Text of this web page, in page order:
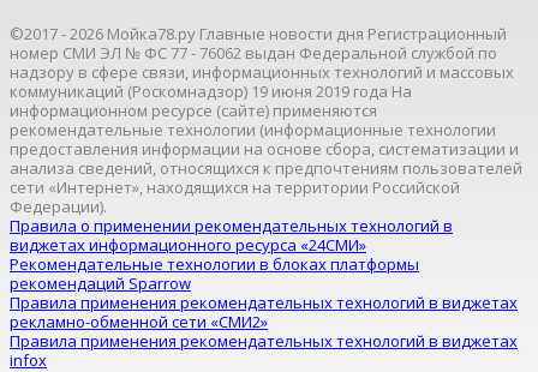
©2017 - 2026 Мойка78.ру Главные новости дня Регистрационный
номер СМИ ЭЛ № ФС 77 - 76062 выдан Федеральной службой по
надзору в сфере связи, информационных технологий и массовых
коммуникаций (Роскомнадзор) 19 июня 2019 года На
информационном ресурсе (сайте) применяются
рекомендательные технологии (информационные технологии
предоставления информации на основе сбора, систематизации и
анализа сведений, относящихся к предпочтениям пользователей
сети «Интернет», находящихся на территории Российской
Федерации).
Правила о применении рекомендательных технологий в
виджетах информационного ресурса «24СМИ»
Рекомендательные технологии в блоках платформы
рекомендаций Sparrow
Правила применения рекомендательных технологий в виджетах
рекламно-обменной сети «СМИ2»
Правила применения рекомендательных технологий в виджетах
infox